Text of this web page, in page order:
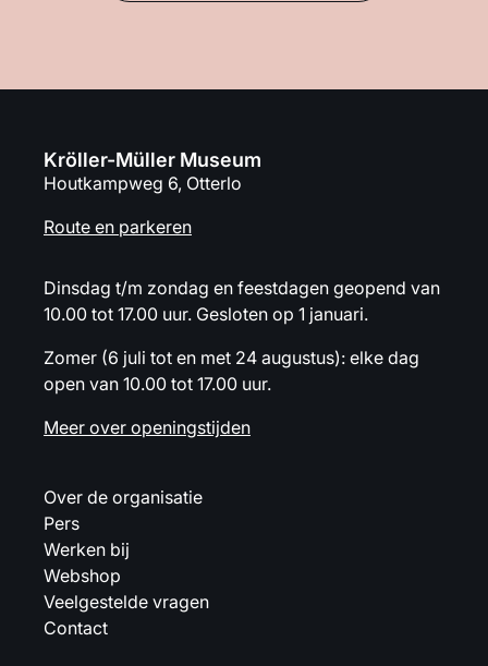
Kröller-Müller Museum
Houtkampweg 6, Otterlo
Route en parkeren
Dinsdag t/m zondag en feestdagen geopend van
10.00 tot 17.00 uur. Gesloten op 1 januari.
Zomer (6 juli tot en met 24 augustus): elke dag
open van 10.00 tot 17.00 uur.
Meer over openingstijden
Over de organisatie
Pers
Werken bij
Webshop
Veelgestelde vragen
Contact